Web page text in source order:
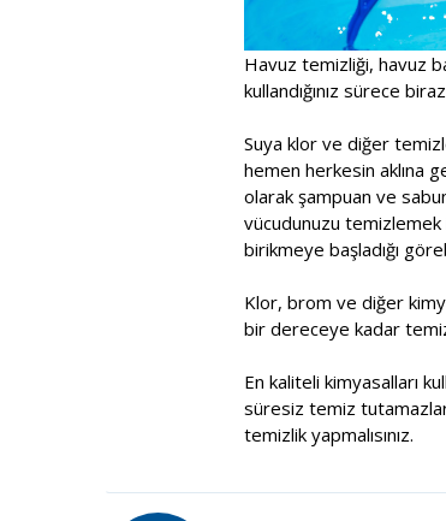
Havuz temizliği, havuz
kullandığınız sürece
Suya klor ve diğer
hemen herkesin aklına
olarak şampuan ve
vücudunuzu temizlemek
birikmeye başladığı
Klor, brom ve diğer
bir dereceye kadar
En kaliteli kimyasalları
süresiz temiz
temizlik yapmalısınız.